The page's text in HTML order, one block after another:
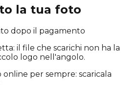
la tua foto
dopo il pagamento
il file che scarichi non ha la
logo nell'angolo.
per sempre: scaricala